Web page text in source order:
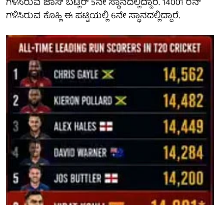
ಗಳಿಸಿರುವ ಜಾಸ್ ಬಟ್ಲರ್ 5ನೇ ಸ್ಥಾನದಲ್ಲಿದ್ದಾರೆ. 14001 ರನ್
ಗಳಿಸಿರುವ ಕೊಹ್ಲಿ ಈ ಪಟ್ಟಿಯಲ್ಲಿ 6ನೇ ಸ್ಥಾನದಲ್ಲಿದ್ದಾರೆ.